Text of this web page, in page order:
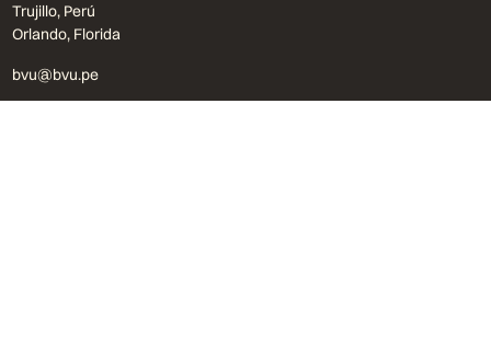
Trujillo, Perú
Orlando, Florida
bvu@bvu.pe